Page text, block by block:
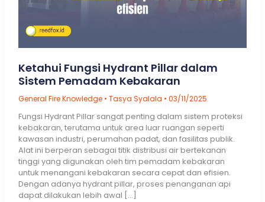
Ketahui Fungsi Hydrant Pillar dalam
Sistem Pemadam Kebakaran
General Fire Knowledge• Tasya Syalala • 03/11/2025
Fungsi Hydrant Pillar sangat penting dalam sistem proteksi
kebakaran, terutama untuk area luar ruangan seperti
kawasan industri, perumahan padat, dan fasilitas publik.
Alat ini berperan sebagai titik distribusi air bertekanan
tinggi yang digunakan oleh tim pemadam kebakaran
untuk menangani kebakaran secara cepat dan efisien.
Dengan adanya hydrant pillar, proses penanganan api
dapat dilakukan lebih awal […]